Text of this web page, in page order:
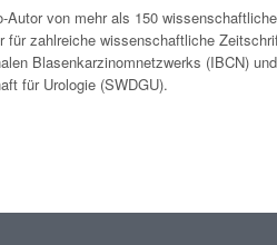
Autor von mehr als 150
für zahlreiche wissenschaftliche
Blasenkarzinomnetzwerks (IBCN)
für Urologie (SWDGU).